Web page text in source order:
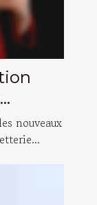
nouveaux